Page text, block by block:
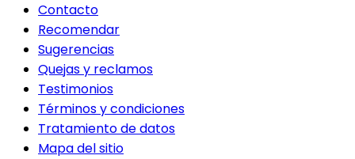
Contacto
Recomendar
Sugerencias
Quejas y reclamos
Testimonios
Términos y condiciones
Tratamiento de datos
Mapa del sitio